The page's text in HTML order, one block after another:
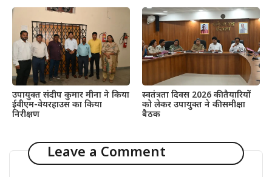
उपायुक्त संदीप कुमार मीना ने किया
ईवीएम-वेयरहाउस का किया
निरीक्षण
स्वतंत्रता दिवस 2026 की तैयारियों
को लेकर उपायुक्त ने की समीक्षा
बैठक
Leave a Comment